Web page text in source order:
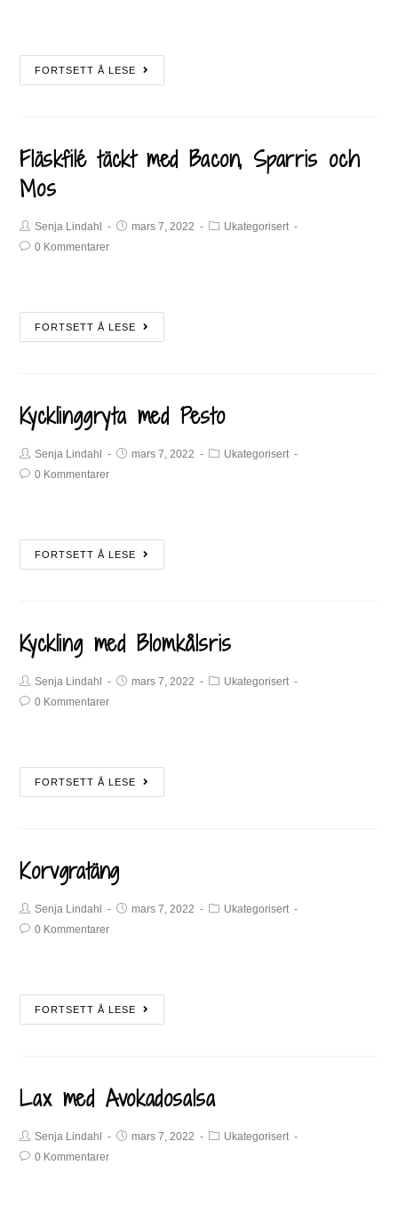
FORTSETT Å LESE
Fläskfilé täckt med Bacon, Sparris och
Mos
Senja Lindahl mars 7, 2022
Ukategorisert
0 Kommentarer
FORTSETT Å LESE
Kycklinggryta med Pesto
Senja Lindahl mars 7, 2022
Ukategorisert
0 Kommentarer
FORTSETT Å LESE
Kyckling med Blomkålsris
Senja Lindahl mars 7, 2022
Ukategorisert
0 Kommentarer
FORTSETT Å LESE
Korvgratäng
Senja Lindahl mars 7, 2022
Ukategorisert
0 Kommentarer
FORTSETT Å LESE
Lax med Avokadosalsa
Senja Lindahl mars 7, 2022
Ukategorisert
0 Kommentarer